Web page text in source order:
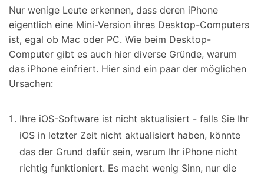
Nur wenige Leute erkennen, dass deren iPhone
eigentlich eine Mini-Version ihres Desktop-Computers
ist, egal ob Mac oder PC. Wie beim Desktop-
Computer gibt es auch hier diverse Gründe, warum
das iPhone einfriert. Hier sind ein paar der möglichen
Ursachen:
Ihre iOS-Software ist nicht aktualisiert - falls Sie Ihr
iOS in letzter Zeit nicht aktualisiert haben, könnte
das der Grund dafür sein, warum Ihr iPhone nicht
richtig funktioniert. Es macht wenig Sinn, nur die